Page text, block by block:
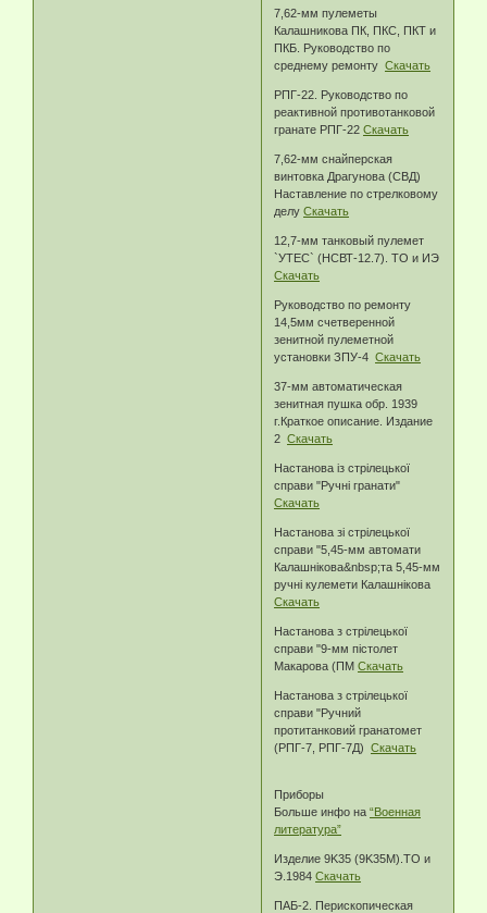
7,62-мм пулеметы
Калашникова ПК, ПКС, ПКТ и
ПКБ. Руководство по
среднему ремонтуСкачать
РПГ-22. Руководство по
реактивной противотанковой
гранате РПГ-22Скачать
7,62-мм снайперская
винтовка Драгунова (СВД)
Наставление по стрелковому
делуСкачать
12,7-мм танковый пулемет
`УТЕС` (НСВТ-12.7). ТО и ИЭ
Скачать
Руководство по ремонту
14,5мм счетверенной
зенитной пулеметной
установки ЗПУ-4Скачать
37-мм автоматическая
зенитная пушка обр. 1939
г.Краткое описание. Издание
2Скачать
Настанова із стрілецької
справи "Ручні гранати"
Скачать
Настанова зі стрілецької
справи "5,45-мм автомати
Калашнікова&nbsp;та 5,45-мм
ручні кулемети Калашнікова
Скачать
Настанова з стрілецької
справи "9-мм пістолет
Макарова (ПМСкачать
Настанова з стрілецької
справи "Ручний
протитанковий гранатомет
(РПГ-7, РПГ-7Д)Скачать
Приборы
Больше инфо на“Военная
литература”
Изделие 9K35 (9K35M).TO и
Э.1984Скачать
ПАБ-2. Перископическая